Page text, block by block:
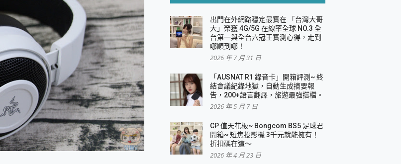
| Swarovski razr 60 冰藍限定版本 開箱 評測
的移除與格式化有防寫保護的隨身碟或SD卡
Converter AI 新版全解析 × 年末優惠，一篇全看懂
情境燈 我通通都要！ Starfish 2 幻彩膠囊投影機｜結合「 智慧投影 & 煥彩流動 」的沈浸
Mercury K1 系列 異星機械鍵盤與 Mercury X 系列 輕量無線電競滑鼠 開箱 評測
491CQP QD-OLED 超寬曲面電競螢幕，多工辦公、爽度滿滿的終極桌面體驗
首家導入 UL MCV 行銷宣告驗證的手機配件品牌
21 週年到來，「Slogan 海報徵稿活動」好康大放送
MXs2 5000mAh薄型磁吸無線急速行動電源 開箱 評測
穿戴式智慧冷暖調溫裝置 開箱 評測
GO Fest 五折優惠嗨翻天！支援 iOS/Android！
誰能滿足全場景拍攝需求？
~ 您的AI 秘書已上線 每月免費送你 300分鐘轉寫
Gaming・創作儲存方案登場，趕快來AGI亞奇雷挑戰任務抽 PS5！
出門在外網路穩定最實在 「台灣大哥
大」榮獲 4G/5G 在線率全球 NO.3 全
台第一與全台六冠王實測心得，走到
哪順到哪！
2026 年 7 月 31 日
「AUSNAT R1 錄音卡」開箱評測~ 終
結會議紀錄地獄，自動生成摘要報
告，200+語言翻譯，旅遊最強搭檔。
2026 年 5 月 7 日
CP 值天花板~ Bongcom BS5 足球君
開箱~ 短焦投影機 3千元就能擁有！
折扣碼在這～
2026 年 4 月 23 日